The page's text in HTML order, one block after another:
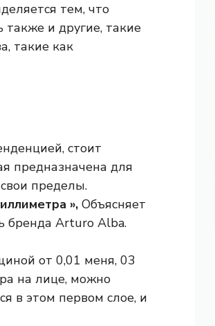
тем, что
также и другие, такие
такие как
стоит
предназначена для
пределы.
», Объясняет
бренда Arturo Alba.
от 0,01 меня, 03
на лице, можно
в этом первом слое, и